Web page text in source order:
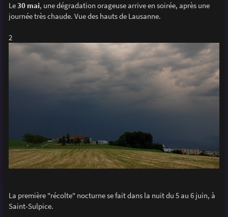
Le30 mai, une dégradation orageuse arrive en soirée, après une
journée très chaude. Vue des hauts de Lausanne.
2
La première "récolte" nocturne se fait dans la nuit du 5 au 6 juin, à
Saint-Sulpice.